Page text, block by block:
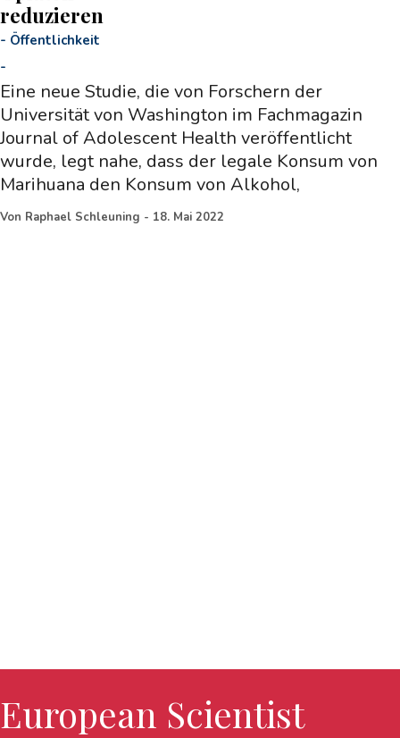
reduzieren
- Öffentlichkeit
-
Eine neue Studie, die von Forschern der
Universität von Washington im Fachmagazin
Journal of Adolescent Health veröffentlicht
wurde, legt nahe, dass der legale Konsum von
Marihuana den Konsum von Alkohol,
Von Raphael Schleuning - 18. Mai 2022
European Scientist